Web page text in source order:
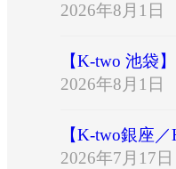
2026年8月1日
【K-two 池袋
2026年8月1日
【K-two銀座
2026年7月17日